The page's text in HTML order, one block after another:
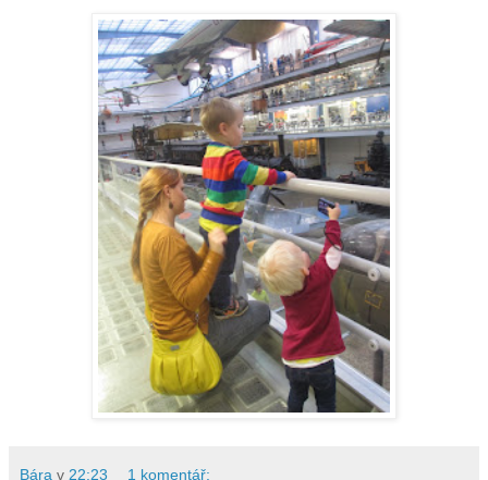
Bára v 22:23 1 komentář: